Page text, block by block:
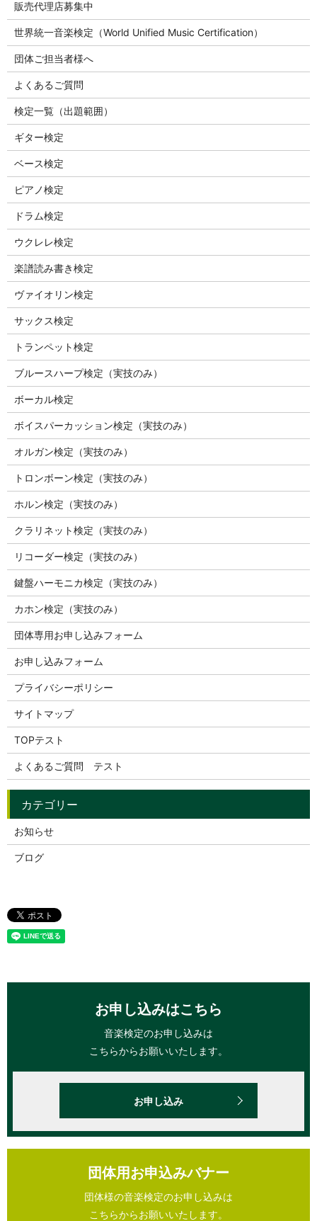
販売代理店募集中
世界統一音楽検定（World Unified Music Certification）
団体ご担当者様へ
よくあるご質問
検定一覧（出題範囲）
ギター検定
ベース検定
ピアノ検定
ドラム検定
ウクレレ検定
楽譜読み書き検定
ヴァイオリン検定
サックス検定
トランペット検定
ブルースハープ検定（実技のみ）
ボーカル検定
ボイスパーカッション検定（実技のみ）
オルガン検定（実技のみ）
トロンボーン検定（実技のみ）
ホルン検定（実技のみ）
クラリネット検定（実技のみ）
リコーダー検定（実技のみ）
鍵盤ハーモニカ検定（実技のみ）
カホン検定（実技のみ）
団体専用お申し込みフォーム
お申し込みフォーム
プライバシーポリシー
サイトマップ
TOPテスト
よくあるご質問 テスト
お知らせ
ブログ
お申し込みはこちら
音楽検定のお申し込みは
こちらからお願いいたします。
お申し込み
団体用お申込みバナー
団体様の音楽検定のお申し込みは
こちらからお願いいたします。